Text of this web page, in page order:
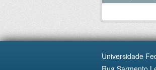
Universidade